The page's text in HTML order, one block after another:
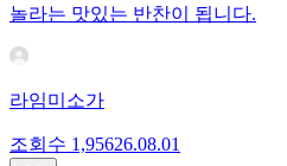
놀라는 맛있는 반찬이 됩니다.
라임미소가
조회수 1,95626.08.01